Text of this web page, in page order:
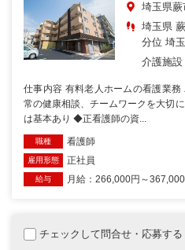
埼玉県蕨
埼玉県
分位 埼
介護施設
仕事内容 有料老人ホームの看護業
常の健康相談、チームワークを大切
は基本あり ◆正看護師の資...
職種 看護師
雇用形態 正社員
給与 月給：266,000円～
チェックして問合せ・応募する